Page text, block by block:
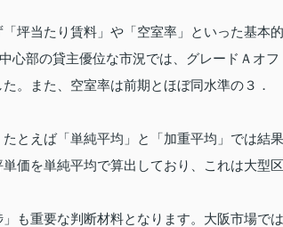
坪当たり賃料」や「空室率」といった基本的
心部の貸主優位な市況では、グレードＡオフ
。また、空室率は前期とほぼ同水準の３．
とえば「単純平均」と「加重平均」では結果
価を単純平均で算出しており、これは大型区
も重要な判断材料となります。大阪市場では